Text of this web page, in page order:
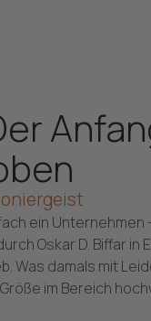
ein
Oskar D. Biffar
Was damals mit
im Bereich